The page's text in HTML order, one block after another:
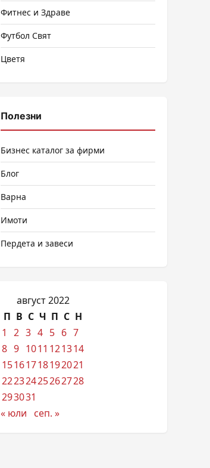
Фитнес и Здраве
Футбол Свят
Цветя
Полезни
Бизнес каталог за фирми
Блог
Варна
Имоти
Пердета и завеси
август 2022
П В С Ч П С Н
1
2 3 4 5 6 7
8 9 1011 121314
15161718192021
22232425262728
293031
« юли
сеп. »